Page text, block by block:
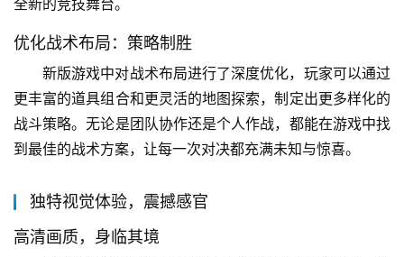
全新的竞技舞台。
优化战术布局：策略制胜
新版游戏中对战术布局进行了深度优化，玩家可以通过
更丰富的道具组合和更灵活的地图探索，制定出更多样化的
战斗策略。无论是团队协作还是个人作战，都能在游戏中找
到最佳的战术方案，让每一次对决都充满未知与惊喜。
独特视觉体验，震撼感官
高清画质，身临其境